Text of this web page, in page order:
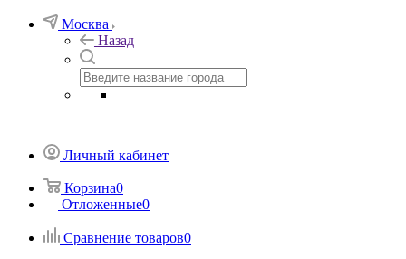
Москва
Назад
Личный кабинет
Корзина0
Отложенные0
Сравнение товаров0